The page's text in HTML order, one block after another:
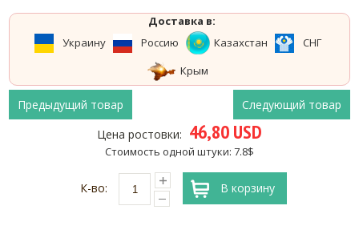
Доставка в:
Украину
Россию Казахстан
СНГ
Крым
Предыдущий товар
Следующий товар
Цена ростовки: 46,80 USD
Стоимость одной штуки: 7.8$
К-во: В корзину